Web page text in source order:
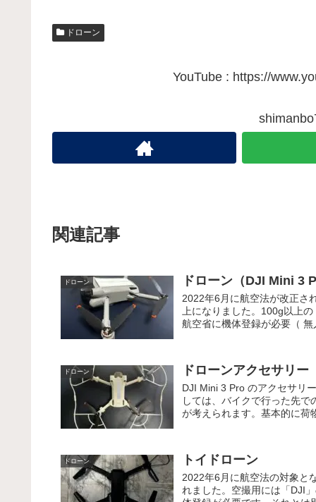
ドローン
YouTube : https://
関連記事
ドローン ドローン（DJI Mini 3
2022年6月に航空法が改正さ
上になりました。100g以上
航空省に機体登録が必要（
ドローン ドローンアクセサリ
DJI Mini 3 Pro のアクセサリ
しては、バイクで行った先
が考えられます。基本的に荷
ドローン トイドローン
2022年6月に航空法の対象と
れました。空撮用には「DJI